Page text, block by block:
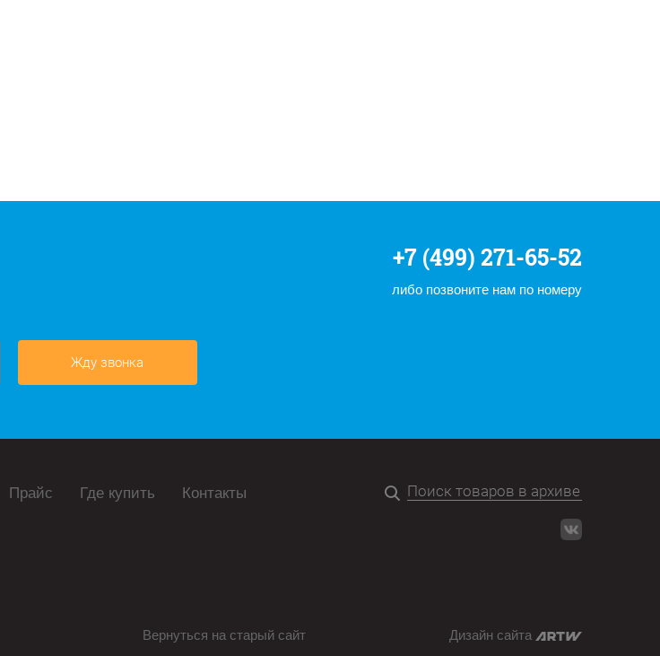
+7 (499) 271-65-52
либо позвоните нам по номеру
Жду звонка
Прайс Где купить Контакты
Вернуться на старый сайт Дизайн сайта